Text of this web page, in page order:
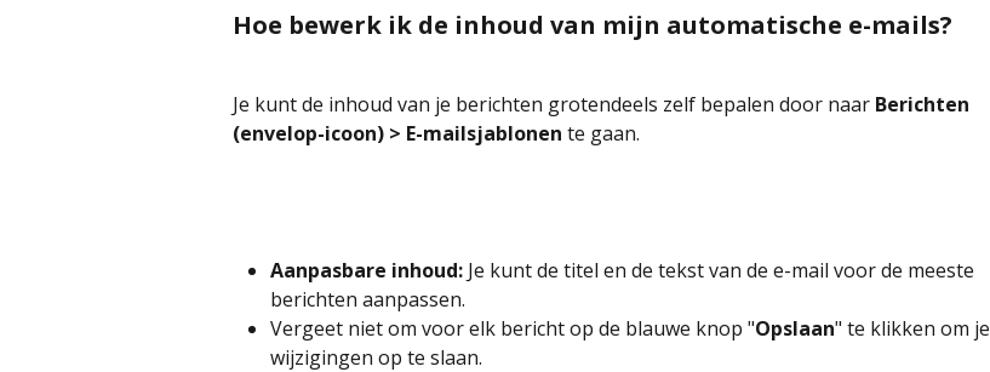
Hoe bewerk ik de inhoud van mijn automatische e-mails?
Je kunt de inhoud van je berichten grotendeels zelf bepalen door naar Berichten
(envelop-icoon) > E-mailsjablonen te gaan.
Aanpasbare inhoud: Je kunt de titel en de tekst van de e-mail voor de meeste
berichten aanpassen.
Vergeet niet om voor elk bericht op de blauwe knop "Opslaan" te klikken om je
wijzigingen op te slaan.